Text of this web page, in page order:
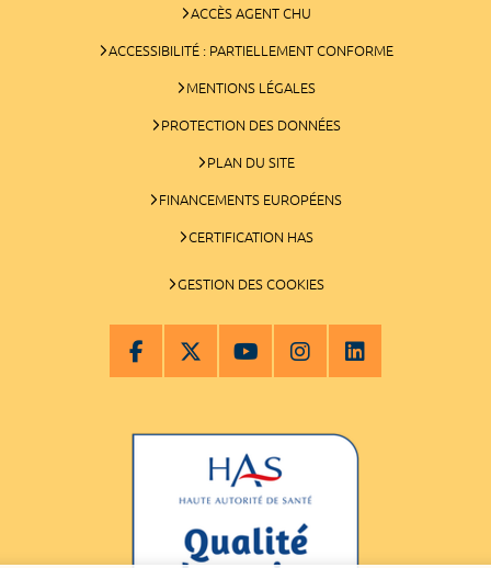
ACCÈS AGENT CHU
ACCESSIBILITÉ : PARTIELLEMENT CONFORME
MENTIONS LÉGALES
PROTECTION DES DONNÉES
PLAN DU SITE
FINANCEMENTS EUROPÉENS
CERTIFICATION HAS
GESTION DES COOKIES